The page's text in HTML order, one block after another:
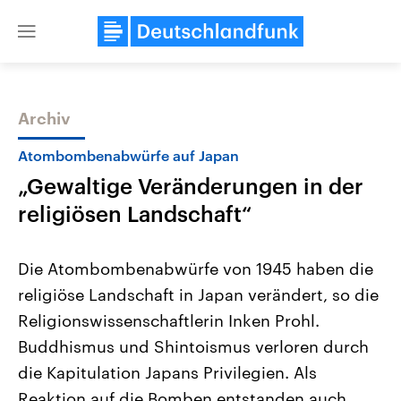
Close
Themen
Landtagswahl Sachsen-Anhalt
2026
Alle Informationen
Sachsen-Anhalt wählt am 6.
September 2026 einen neuen
Landtag. Seit 2021 wird das
Bundesland von einer Koalition aus
USA
Aktuelle Beiträge,
Hintergründe
Wirtschaftlich und
gehören die Vereinigten
den mächtigsten Ländern
mit großem Einfluss auf
Archiv
Atombombenabwürfe auf Japan
„Gewaltige Veränderungen in der
religiösen Landschaft“
Die Atombombenabwürfe von 1945 haben die
religiöse Landschaft in Japan verändert, so die
Religionswissenschaftlerin Inken Prohl.
Buddhismus und Shintoismus verloren durch
die Kapitulation Japans Privilegien. Als